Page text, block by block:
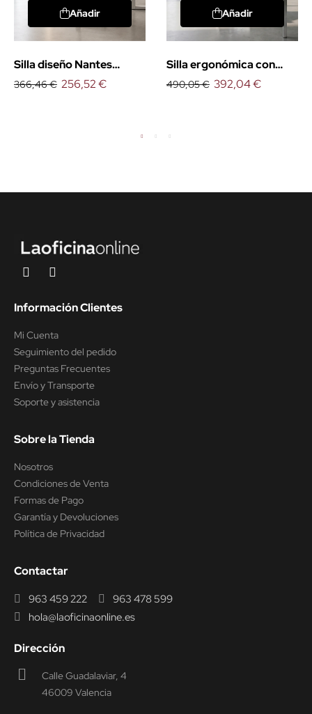
Añadir
Silla diseño Nantes
blanca
366,46 € 256,52 €
Añadir
Silla ergonómica con
cabezal Niza blanca
490,05 € 392,04 €
Información Clientes
Mi Cuenta
Seguimiento del pedido
Preguntas Frecuentes
Envío y Transporte
Soporte y asistencia
Sobre la Tienda
Nosotros
Condiciones de Venta
Formas de Pago
Garantía y Devoluciones
Política de Privacidad
Contactar
963 459 222
963 478 599
hola@laoficinaonline.es
Dirección
Calle Guadalaviar, 4
46009 Valencia